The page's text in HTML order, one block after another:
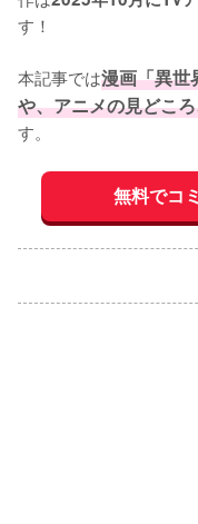
す！
本記事では漫画「異世
や、アニメの見どこ
す。
無料でコ